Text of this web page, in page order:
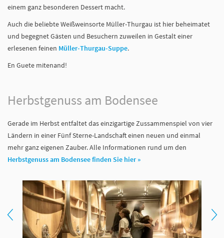
einem ganz besonderen Dessert macht.
Auch die beliebte Weißweinsorte Müller-Thurgau ist hier beheimatet
und begegnet Gästen und Besuchern zuweilen in Gestalt einer
erlesenen feinen Müller-Thurgau-Suppe.
En Guete mitenand!
Herbstgenuss am Bodensee
Gerade im Herbst entfaltet das einzigartige Zussammenspiel von vier
Ländern in einer Fünf Sterne-Landschaft einen neuen und einmal
mehr ganz eigenen Zauber. Alle Informationen rund um den
Herbstgenuss am Bodensee finden Sie hier »